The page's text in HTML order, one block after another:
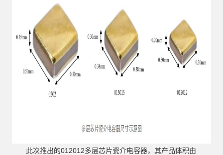
此次推出的012012多层芯片瓷介电容器，其产品体积由